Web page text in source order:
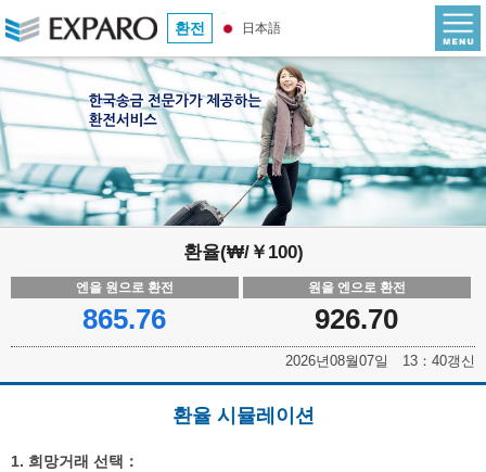
환전 日本語
환율(₩/￥100)
엔을 원으로 환전
865.76
원을 엔으로 환전
926.70
2026년08월07일 13：40갱신
환율 시뮬레이션
1. 희망거래 선택：